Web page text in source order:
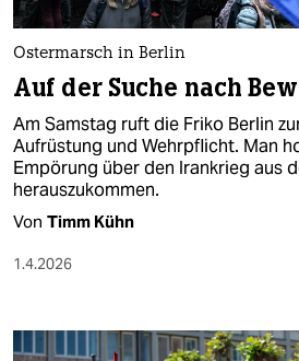
nord
wahrheit
verlag
verlag
veranstaltungen
shop
unterstützen
Ostermarsch in Berlin
Auf der Suche nach
Am Samstag ruft die Friko Berlin
Aufrüstung und Wehrpflicht. Man
Empörung über den Irankrieg aus
herauszukommen.
Von Timm Kühn
1.4.2026